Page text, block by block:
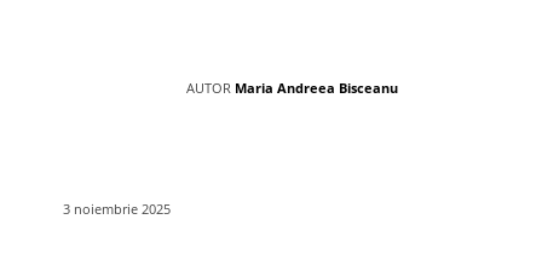
AUTOR Maria Andreea Bisceanu
3 noiembrie 2025